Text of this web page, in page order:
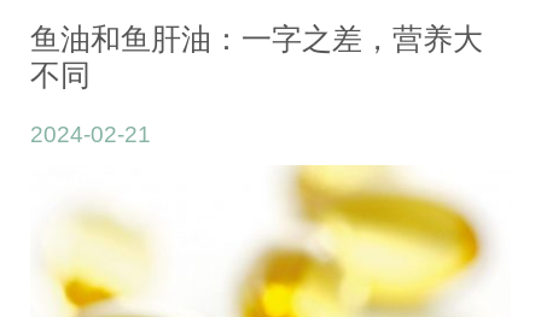
鱼油和鱼肝油：一字之差，营养大
不同
2024-02-21